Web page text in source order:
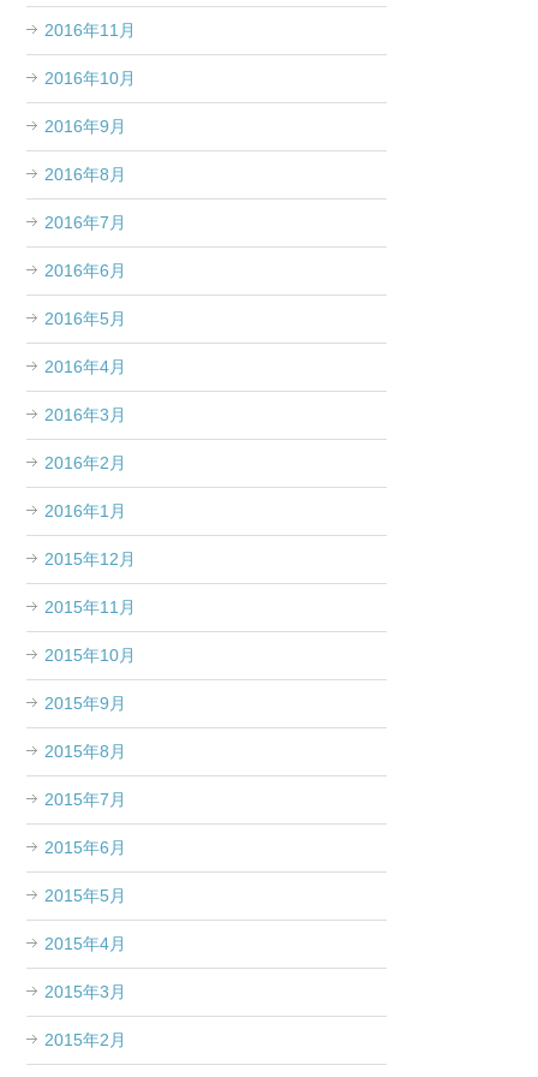
2016年11月
2016年10月
2016年9月
2016年8月
2016年7月
2016年6月
2016年5月
2016年4月
2016年3月
2016年2月
2016年1月
2015年12月
2015年11月
2015年10月
2015年9月
2015年8月
2015年7月
2015年6月
2015年5月
2015年4月
2015年3月
2015年2月